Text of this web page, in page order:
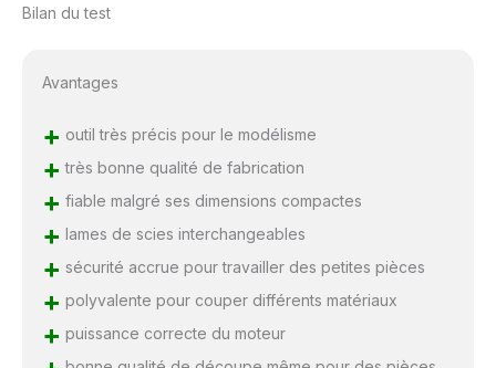
Bilan du test
Avantages
+ outil très précis pour le modélisme
+ très bonne qualité de fabrication
+ fiable malgré ses dimensions compactes
+ lames de scies interchangeables
+ sécurité accrue pour travailler des petites pièces
+ polyvalente pour couper différents matériaux
+ puissance correcte du moteur